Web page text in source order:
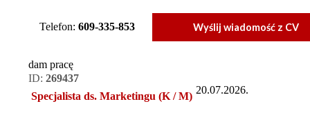
Telefon: 609-335-853 Wyślij wiadomość z CV
dam pracę
ID: 269437
Specjalista ds. Marketingu (K / M)
20.07.2026.